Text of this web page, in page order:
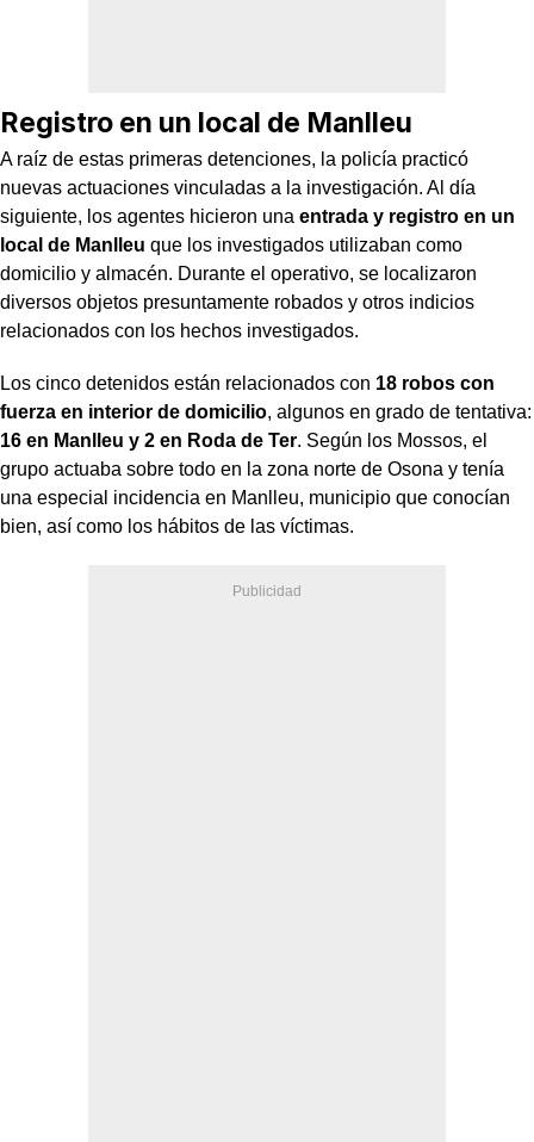
Registro en un local de Manlleu
A raíz de estas primeras detenciones, la policía practicó
nuevas actuaciones vinculadas a la investigación. Al día
siguiente, los agentes hicieron una entrada y registro en un
local de Manlleu que los investigados utilizaban como
domicilio y almacén. Durante el operativo, se localizaron
diversos objetos presuntamente robados y otros indicios
relacionados con los hechos investigados.
Los cinco detenidos están relacionados con 18 robos con
fuerza en interior de domicilio, algunos en grado de tentativa:
16 en Manlleu y 2 en Roda de Ter. Según los Mossos, el
grupo actuaba sobre todo en la zona norte de Osona y tenía
una especial incidencia en Manlleu, municipio que conocían
bien, así como los hábitos de las víctimas.